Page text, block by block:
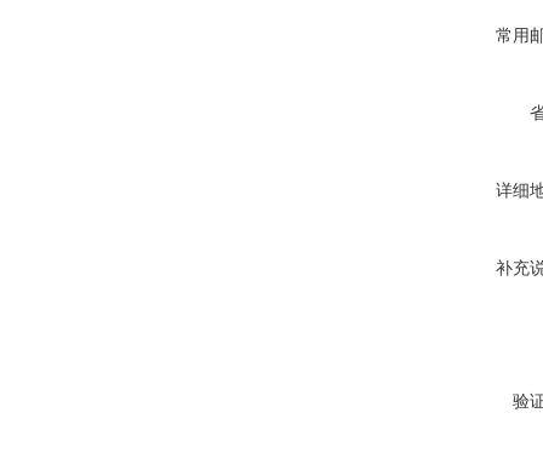
常用
详细
补充
验